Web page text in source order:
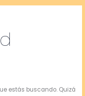
estás buscando. Quizá